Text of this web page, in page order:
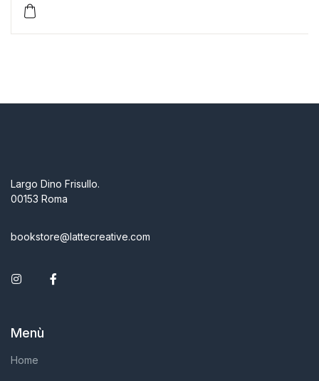
Largo Dino Frisullo.
00153 Roma
bookstore@lattecreative.com
Instagram
Menù
Home